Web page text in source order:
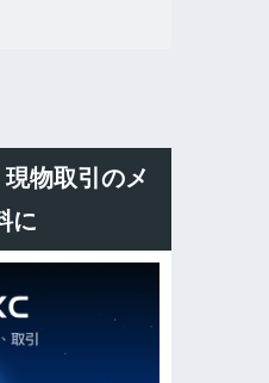
現物取引のメ
に